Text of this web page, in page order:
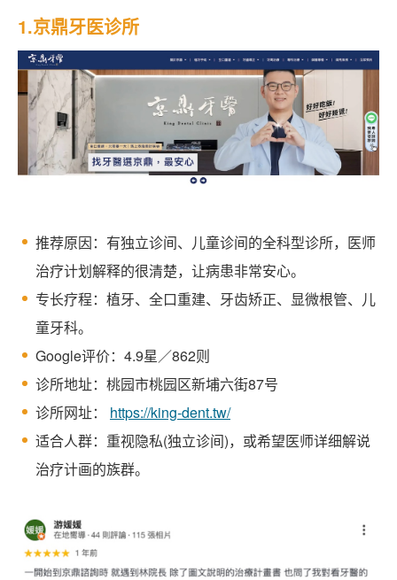
1.京鼎牙医诊所
推荐原因：有独立诊间、儿童诊间的全科型诊所，医师
治疗计划解释的很清楚，让病患非常安心。
专长疗程：植牙、全口重建、牙齿矫正、显微根管、儿
童牙科。
Google评价：4.9星／862则
诊所地址：桃园市桃园区新埔六街87号
诊所网址： https://king-dent.tw/
适合人群：重视隐私(独立诊间)，或希望医师详细解说
治疗计画的族群。